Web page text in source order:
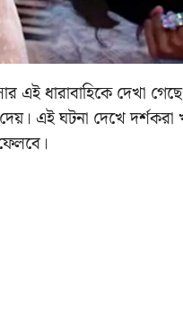
এই ধারাবাহিকে দেখা
দেয়। এই ঘটনা দেখে